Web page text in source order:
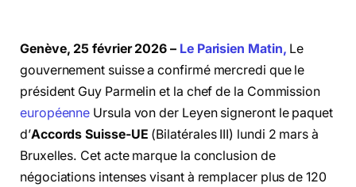
Genève, 25 février 2026 – Le Parisien Matin, Le
gouvernement suisse a confirmé mercredi que le
président Guy Parmelin et la chef de la Commission
européenne Ursula von der Leyen signeront le paquet
d’Accords Suisse-UE (Bilatérales III) lundi 2 mars à
Bruxelles. Cet acte marque la conclusion de
négociations intenses visant à remplacer plus de 120